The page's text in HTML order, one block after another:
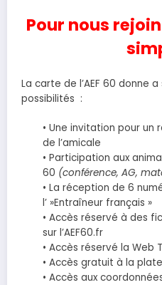
Pour nous
La carte de l’AEF 60 donne
possibilités :
• Une invitation pour un
de l’amicale
• Participation aux
60 (conférence, AG,
• La réception de 6
l’ »Entraîneur français »
• Accès réservé à des
sur l’AEF60.fr
• Accès réservé la Web
• Accès gratuit à la
• Accès aux